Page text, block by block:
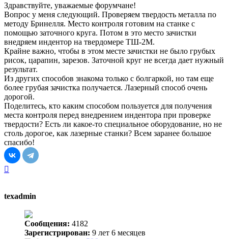
Здравствуйте, уважаемые форумчане!
Вопрос у меня следующий. Проверяем твердость металла по
методу Бринелля. Место контроля готовим на станке с
помощью заточного круга. Потом в это место зачистки
внедряем индентор на твердомере ТШ-2М.
Крайне важно, чтобы в этом месте зачистки не было грубых
рисок, царапин, зарезов. Заточной круг не всегда дает нужный
результат.
Из других способов знакома только с болгаркой, но там еще
более грубая зачистка получается. Лазерный способ очень
дорогой.
Поделитесь, кто каким способом пользуется для получения
места контроля перед внедрением индентора при проверке
твердости? Есть ли какое-то специальное оборудование, но не
столь дорогое, как лазерные станки? Всем заранее большое
спасибо!
texadmin
Сообщения: 4182
Зарегистрирован: 9 лет 6 месяцев